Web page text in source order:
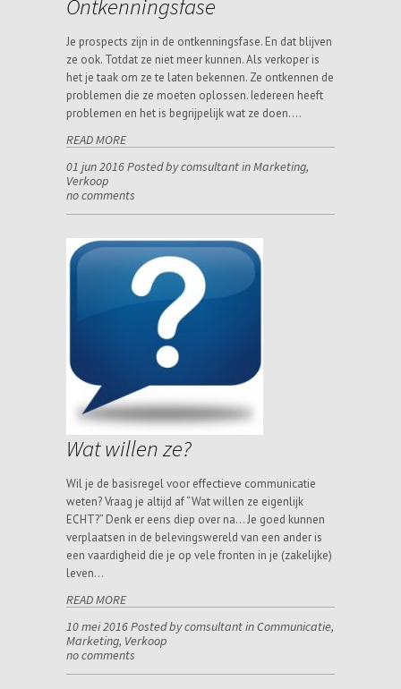
Ontkenningsfase
Je prospects zijn in de ontkenningsfase. En dat blijven
ze ook. Totdat ze niet meer kunnen. Als verkoper is
het je taak om ze te laten bekennen. Ze ontkennen de
problemen die ze moeten oplossen. Iedereen heeft
problemen en het is begrijpelijk wat ze doen….
READ MORE
01 jun 2016 Posted by comsultant inMarketing,
Verkoop
no comments
Wat willen ze?
Wil je de basisregel voor effectieve communicatie
weten? Vraag je altijd af “Wat willen ze eigenlijk
ECHT?” Denk er eens diep over na… Je goed kunnen
verplaatsen in de belevingswereld van een ander is
een vaardigheid die je op vele fronten in je (zakelijke)
leven…
READ MORE
10 mei 2016 Posted by comsultant inCommunicatie,
Marketing, Verkoop
no comments